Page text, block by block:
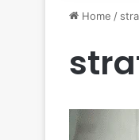
Home /